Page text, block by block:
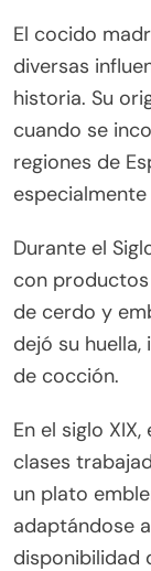
El cocido
diversas
historia. Su
cuando se
regiones de
Durante el
con
de cerdo y
dejó su
de cocción.
En el siglo
clases
un plato
adaptándose
disponibilidad